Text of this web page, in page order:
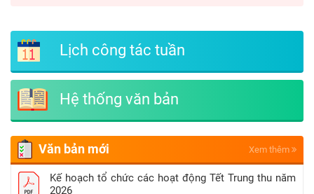
Lịch công tác tuần
Hệ thống văn bản
Văn bản mới Xem thêm
Kế hoạch tổ chức các hoạt động Tết Trung thu năm
2026